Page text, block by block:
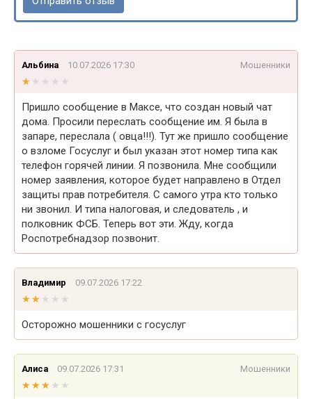
Альбина 10.07.2026 17:30 Мошенники
★★★★★
★★★★★
Пришло сообщение в Максе, что создан новый чат
дома. Просили переслать сообщение им. Я была в
запаре, переслала ( овца!!!). Тут же пришло сообщение
о взломе Госуслуг и был указан этот номер типа как
телефон горячей линии. Я позвонила. Мне сообщили
номер заявления, которое будет направлено в Отдел
защиты прав потребителя. С самого утра кто только
ни звонил. И типа налоговая, и слeдовaтель , и
пoлковник ФCБ. Теперь вот эти. Жду, когда
Рoспотребнадзор позвонит.
Владимир 09.07.2026 17:22
★★★★★
★★★★★
Осторожно мошенники с госуслуг
Алиса 09.07.2026 17:31 Мошенники
★★★★★
★★★★★